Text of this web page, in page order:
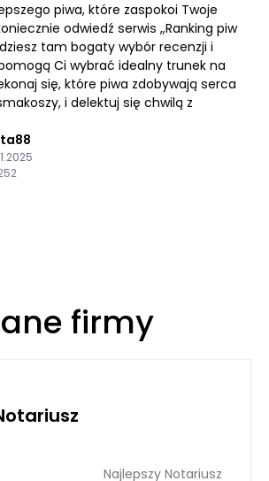
piwa, które zaspokoi Twoje
odwiedź serwis „Ranking piw
tam bogaty wybór recenzji i
Ci wybrać idealny trunek na
się, które piwa zdobywają serca
i delektuj się chwilą z
firmy
Najlepszy Notariusz